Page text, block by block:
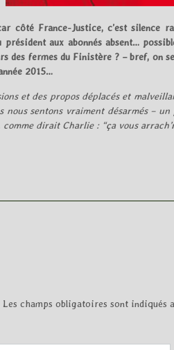
côté France-Justice, c’est
président aux abonnés absent…
des fermes du Finistère ? – bref, on
2015…
et des propos déplacés et
nous sentons vraiment désarmés –
dirait Charlie : “ça vous
Les champs obligatoires sont indiqués